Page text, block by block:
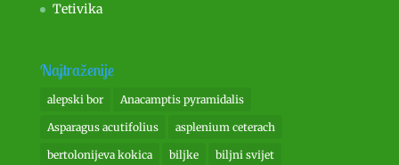
Tetivika
Najtraženije
alepski bor Anacamptis pyramidalis
Asparagus acutifolius asplenium ceterach
bertolonijeva kokica biljke biljni svijet